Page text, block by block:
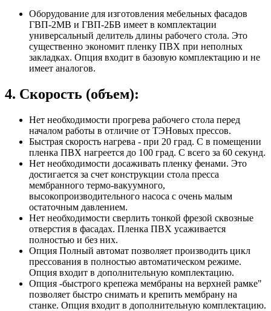
Оборудование для изготовления мебельных фасадов
ГВП-2МВ и ГВП-2БВ имеет в комплектации
универсальный делитель длины рабочего стола. Это
существенно экономит пленку ПВХ при неполных
закладках. Опция входит в базовую комплектацию и не
имеет аналогов.
4. Скорость (объем):
Нет необходимости прогрева рабочего стола перед
началом работы в отличие от ТЭНовых прессов.
Быстрая скорость нагрева - при 20 град. С в помещении
пленка ПВХ нагреется до 100 град. С всего за 60 секунд.
Нет необходимости досаживать пленку фенами. Это
достигается за счет конструкции стола пресса
мембранного термо-вакуумного,
высокопроизводительного насоса с очень малым
остаточным давлением.
Нет необходимости сверлить тонкой фрезой сквозные
отверстия в фасадах. Пленка ПВХ усаживается
полностью и без них.
Опция Полный автомат позволяет производить цикл
прессования в полностью автоматическом режиме.
Опция входит в дополнительную комплектацию.
Опция -быстрого крепежа мембраны на верхней рамке"
позволяет быстро снимать и крепить мембрану на
станке. Опция входит в дополнительную комплектацию.